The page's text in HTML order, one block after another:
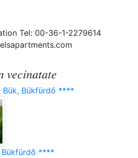
Tel: 00-36-1-2279614
vecinatate
Bükfürdő ****
****